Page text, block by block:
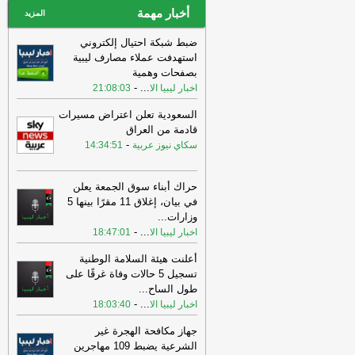
أخبار مهمة المزيد
ضبط شبكة احتيال إلكتروني
استهدفت عملاء مصارف ليبية
بصفحات وهمية
اخبار ليبيا الا...
-
21:08:03
السعودية تعلن اعتراض مسيرات
قادمة من العراق
سكاي نيوز عربية -
14:34:51
حراك أبناء سوق الجمعة يعلن
في بيان، إغلاق 11 مقرًا بينها 5
وزارات...
اخبار ليبيا الا...
-
18:47:01
أعلنت هيئة السلامة الوطنية
تسجيل 5 حالات وفاة غرقًا على
طول الساح...
اخبار ليبيا الا...
-
18:03:40
جهاز مكافحة الهجرة غير
الشرعية يضبط 109 مهاجرين